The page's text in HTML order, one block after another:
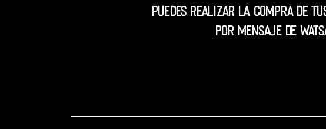
Puedes realizar la compra de
por mensaje de